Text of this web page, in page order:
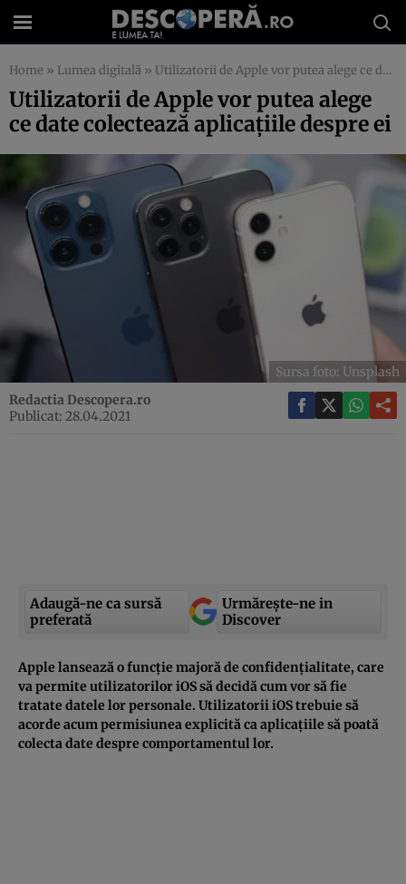
Home » Lumea digitală » Utilizatorii de Apple vor putea alege ce date colectează aplicaţiile despre ei
Utilizatorii de Apple vor putea alege
ce date colectează aplicaţiile despre ei
Sursa foto: Unsplash
Redactia Descopera.ro
Publicat: 28.04.2021
Adaugă-ne ca sursă
preferată
Urmărește-ne in
Discover
Apple lansează o funcţie majoră de confidenţialitate, care
va permite utilizatorilor iOS să decidă cum vor să fie
tratate datele lor personale. Utilizatorii iOS trebuie să
acorde acum permisiunea explicită ca aplicaţiile să poată
colecta date despre comportamentul lor.